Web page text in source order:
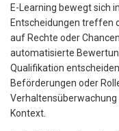
E-Learning bewegt sich
Entscheidungen treffen
auf Rechte oder
automatisierte
Qualifikation
Beförderungen oder
Kontext.